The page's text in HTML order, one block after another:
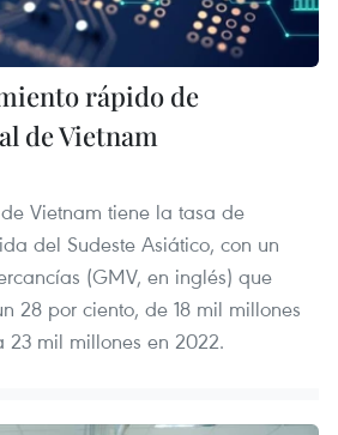
rápido de
de Vietnam
Vietnam tiene la tasa de
del Sudeste Asiático, con un
(GMV, en inglés) que
28 por ciento, de 18 mil millones
23 mil millones en 2022.